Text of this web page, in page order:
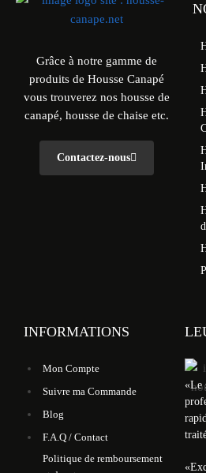
Grâce à notre gamme de
produits de Housse Canapé
vous trouverez nos housse de
canapé, housse de chaise etc.
Contactez-nous
INFORMATIONS
Mon Compte
Suivre ma Commande
Blog
F.A.Q / Contact
Politique de remboursement
«Le
«